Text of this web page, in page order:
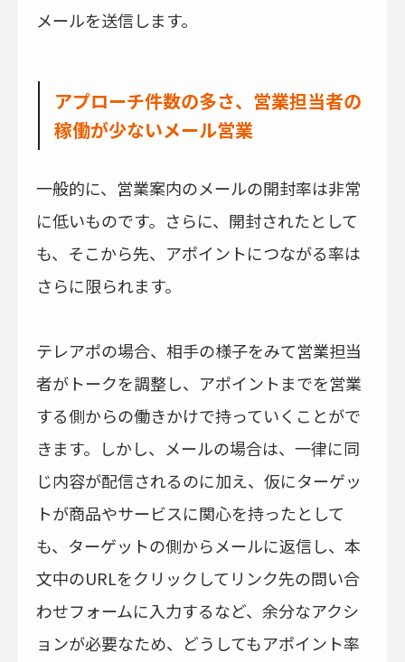
メールを送信します。
アプローチ件数の多さ、営業担当者の
稼働が少ないメール営業
一般的に、営業案内のメールの開封率は非常
に低いものです。さらに、開封されたとして
も、そこから先、アポイントにつながる率は
さらに限られます。
テレアポの場合、相手の様子をみて営業担当
者がトークを調整し、アポイントまでを営業
する側からの働きかけで持っていくことがで
きます。しかし、メールの場合は、一律に同
じ内容が配信されるのに加え、仮にターゲッ
トが商品やサービスに関心を持ったとして
も、ターゲットの側からメールに返信し、本
文中のURLをクリックしてリンク先の問い合
わせフォームに入力するなど、余分なアクシ
ョンが必要なため、どうしてもアポイント率